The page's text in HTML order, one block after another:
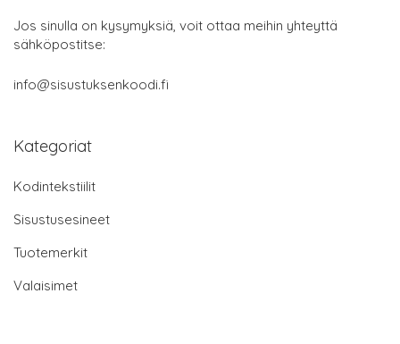
Jos sinulla on kysymyksiä, voit ottaa meihin yhteyttä
sähköpostitse:
info@sisustuksenkoodi.fi
Kategoriat
Kodintekstiilit
Sisustusesineet
Tuotemerkit
Valaisimet